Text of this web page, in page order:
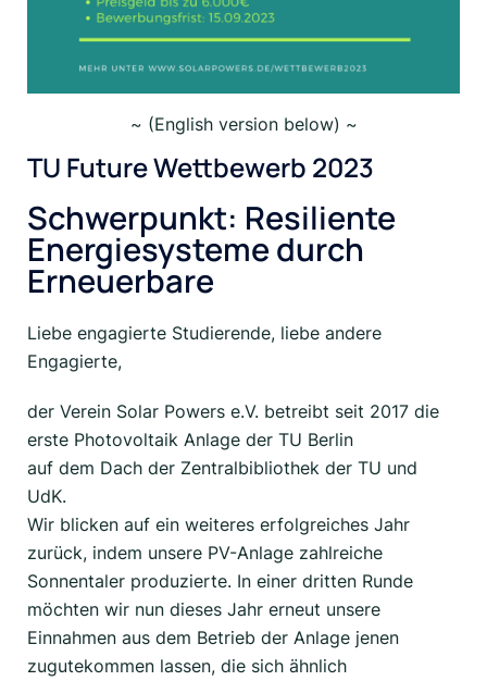
~ (English version below) ~
TU Future Wettbewerb 2023
Schwerpunkt: Resiliente
Energiesysteme durch
Erneuerbare
Liebe engagierte Studierende, liebe andere
Engagierte,
der Verein Solar Powers e.V. betreibt seit 2017 die
erste Photovoltaik Anlage der TU Berlin
auf dem Dach der Zentralbibliothek der TU und
UdK.
Wir blicken auf ein weiteres erfolgreiches Jahr
zurück, indem unsere PV-Anlage zahlreiche
Sonnentaler produzierte. In einer dritten Runde
möchten wir nun dieses Jahr erneut unsere
Einnahmen aus dem Betrieb der Anlage jenen
zugutekommen lassen, die sich ähnlich